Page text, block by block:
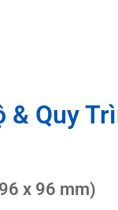
& Quy
x 96 mm)